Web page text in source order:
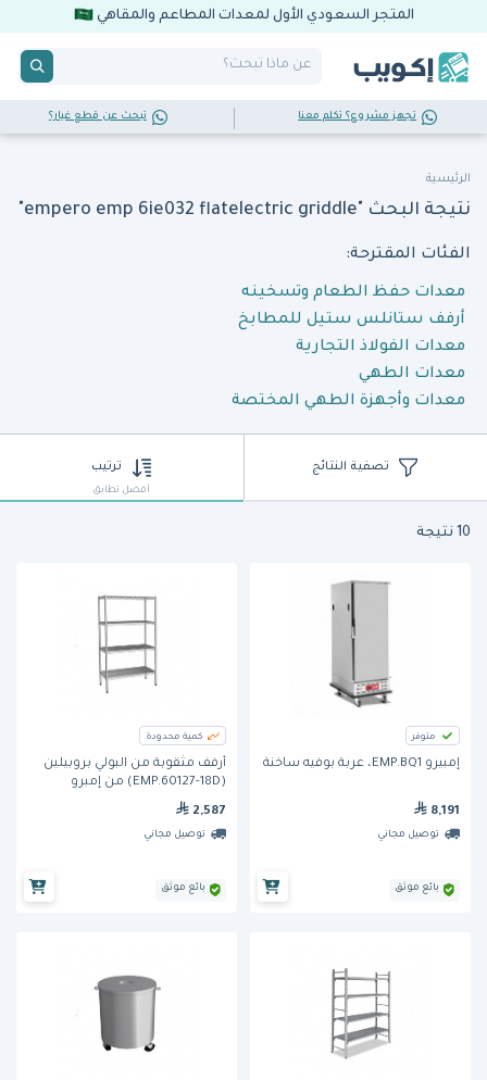
المتجر السعودي الأول لمعدات المطاعم والمقاهي
تجهز مشروع؟ تكلم معنا تبحث عن قطع غيار؟
الرئيسية
نتيجة البحث "empero emp 6ie032 flatelectric griddle"
الفئات المقترحة:
معدات حفظ الطعام وتسخينه
أرفف ستانلس ستيل للمطابخ
معدات الفولاذ التجارية
معدات الطهي
معدات وأجهزة الطهي المختصة
تصفية النتائج ترتيب
أفضل تطابق
10 نتيجة
متوفر
إمبيرو EMP.BQ1، عربة بوفيه ساخنة
8,191
توصيل مجاني
بائع موثق
كمية محدودة
أرفف مثقوبة من البولي بروبيلين
(EMP.60127-18D) من إمبرو
2,587
توصيل مجاني
بائع موثق